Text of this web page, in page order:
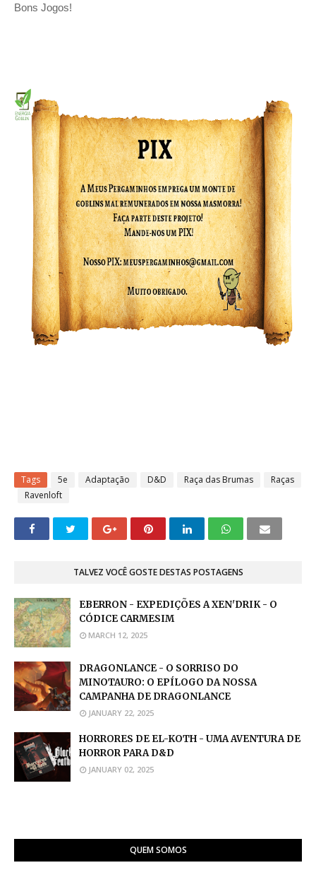
Bons Jogos!
Tags 5e Adaptação D&D Raça das Brumas
Raças
Ravenloft
TALVEZ VOCÊ GOSTE DESTAS POSTAGENS
EBERRON - EXPEDIÇÕES A XEN'DRIK - O
CÓDICE CARMESIM
MARCH 12, 2025
DRAGONLANCE - O SORRISO DO
MINOTAURO: O EPÍLOGO DA NOSSA
CAMPANHA DE DRAGONLANCE
JANUARY 22, 2025
HORRORES DE EL-KOTH - UMA AVENTURA DE
HORROR PARA D&D
JANUARY 02, 2025
QUEM SOMOS